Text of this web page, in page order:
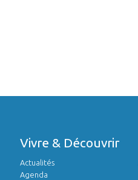
Vivre & Découvrir
Actualités
Agenda